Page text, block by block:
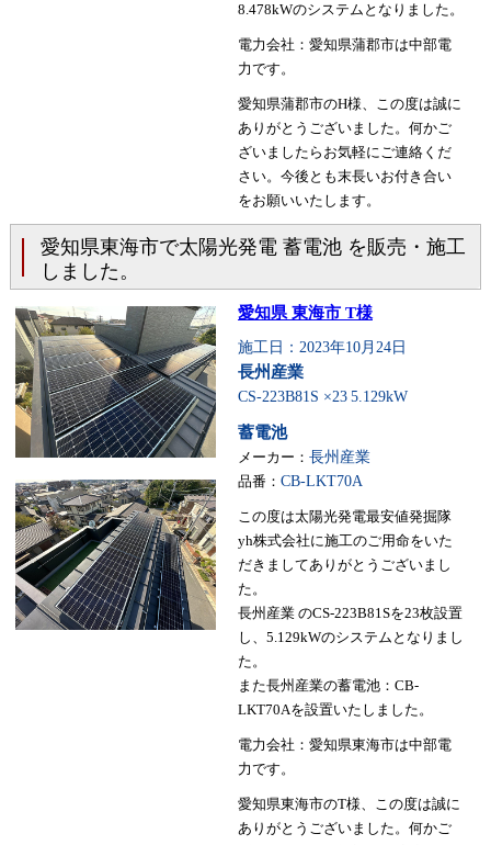
8.478kWのシステムとなりました。
電力会社：愛知県蒲郡市は中部電
力です。
愛知県蒲郡市のH様、この度は誠に
ありがとうございました。何かご
ざいましたらお気軽にご連絡くだ
さい。今後とも末長いお付き合い
をお願いいたします。
愛知県東海市で太陽光発電 蓄電池 を販売・施工
しました。
愛知県 東海市 T様
施工日：2023年10月24日
長州産業
CS-223B81S ×23 5.129kW
蓄電池
メーカー： 長州産業
品番： CB-LKT70A
この度は太陽光発電最安値発掘隊
yh株式会社に施工のご用命をいた
だきましてありがとうございまし
た。
長州産業 のCS-223B81Sを23枚設置
し、5.129kWのシステムとなりまし
た。
また長州産業の蓄電池：CB-
LKT70Aを設置いたしました。
電力会社：愛知県東海市は中部電
力です。
愛知県東海市のT様、この度は誠に
ありがとうございました。何かご